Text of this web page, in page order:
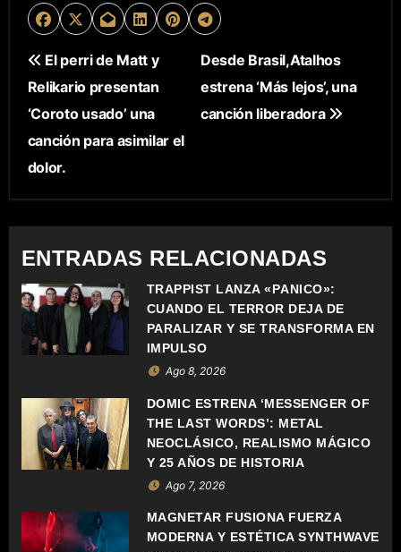
N
A
V
E
G
A
C
I
Ó
N
D
E
E
N
El perri de Matt y
Relikario presentan
‘Coroto usado’ una
canción para asimilar el
dolor.
Desde Brasil,Atalhos
estrena ‘Más lejos’, una
canción liberadora
ENTRADAS RELACIONADAS
TRAPPIST LANZA «PÁNICO»:
CUANDO EL TERROR DEJA DE
PARALIZAR Y SE TRANSFORMA EN
IMPULSO
Ago 8, 2026
DOMIC ESTRENA ‘MESSENGER OF
THE LAST WORDS’: METAL
NEOCLÁSICO, REALISMO MÁGICO
Y 25 AÑOS DE HISTORIA
Ago 7, 2026
MAGNETAR FUSIONA FUERZA
MODERNA Y ESTÉTICA SYNTHWAVE